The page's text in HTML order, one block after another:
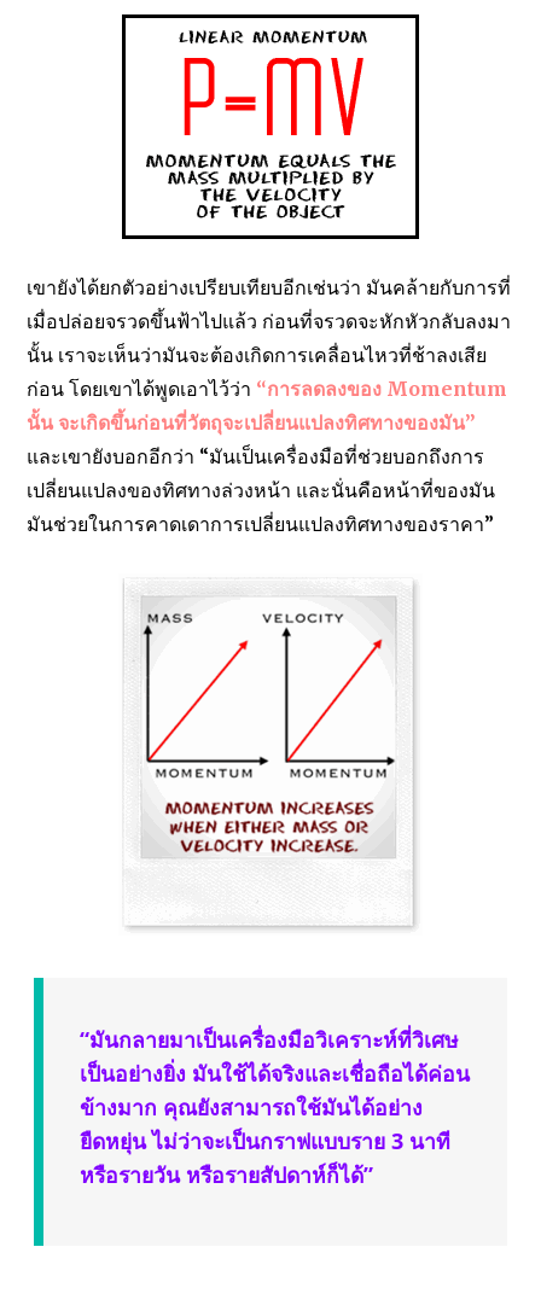
เขายังได้ยกตัวอย่างเปรียบเทียบอีกเช่นว่า มันคล้ายกับการที่
เมื่อปล่อยจรวดขึ้นฟ้าไปแล้ว ก่อนที่จรวดจะหักหัวกลับลงมา
นั้น เราจะเห็นว่ามันจะต้องเกิดการเคลื่อนไหวที่ช้าลงเสีย
ก่อน โดยเขาได้พูดเอาไว้ว่า “การลดลงของ Momentum
นั้น จะเกิดขึ้นก่อนที่วัตถุจะเปลี่ยนแปลงทิศทางของมัน”
และเขายังบอกอีกว่า “มันเป็นเครื่องมือที่ช่วยบอกถึงการ
เปลี่ยนแปลงของทิศทางล่วงหน้า และนั่นคือหน้าที่ของมัน
มันช่วยในการคาดเดาการเปลี่ยนแปลงทิศทางของราคา”
“มันกลายมาเป็นเครื่องมือวิเคราะห์ที่วิเศษ
เป็นอย่างยิ่ง มันใช้ได้จริงและเชื่อถือได้ค่อน
ข้างมาก คุณยังสามารถใช้มันได้อย่าง
ยืดหยุ่น ไม่ว่าจะเป็นกราฟแบบราย 3 นาที
หรือรายวัน หรือรายสัปดาห์ก็ได้”